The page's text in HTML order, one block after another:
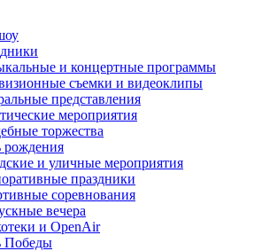
и концертные программы
съемки и видеоклипы
представления
мероприятия
торжества
рождения
и уличные мероприятия
праздники
соревнования
вечера
и OpenAir
Победы